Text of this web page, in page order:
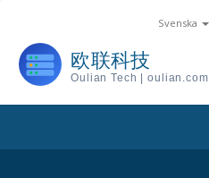
Svenska
欧联科技
Oulian Tech | oulian.com